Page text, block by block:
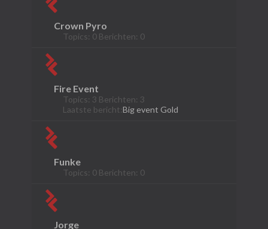
Crown Pyro
Topics: 0 Berichten: 0
Fire Event
Topics: 3 Berichten: 3
Laatste bericht:Big event Gold
Funke
Topics: 0 Berichten: 0
Jorge